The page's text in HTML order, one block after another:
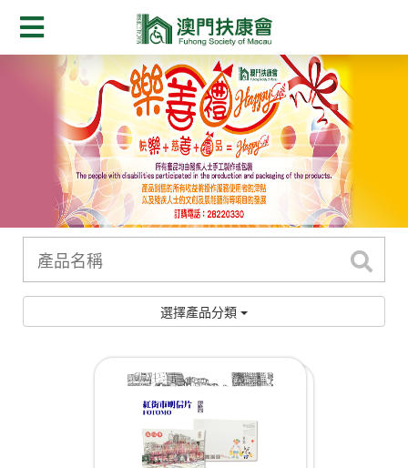
選擇產品分類